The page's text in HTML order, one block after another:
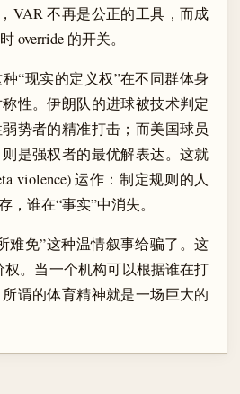
VAR 不再是公正的工具，而成
override 的开关。
“现实的定义权”在不同群体身
性。伊朗队的进球被技术判定
势者的精准打击；而美国球员
是强权者的最优解表达。这就
violence) 运作：制定规则的人
，谁在“事实”中消失。
难免”这种温情叙事给骗了。这
权。当一个机构可以根据谁在打
谓的体育精神就是一场巨大的